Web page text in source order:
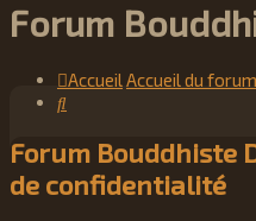
Forum
AccueilAccueil du forum
Forum Bouddhiste
de confidentialité